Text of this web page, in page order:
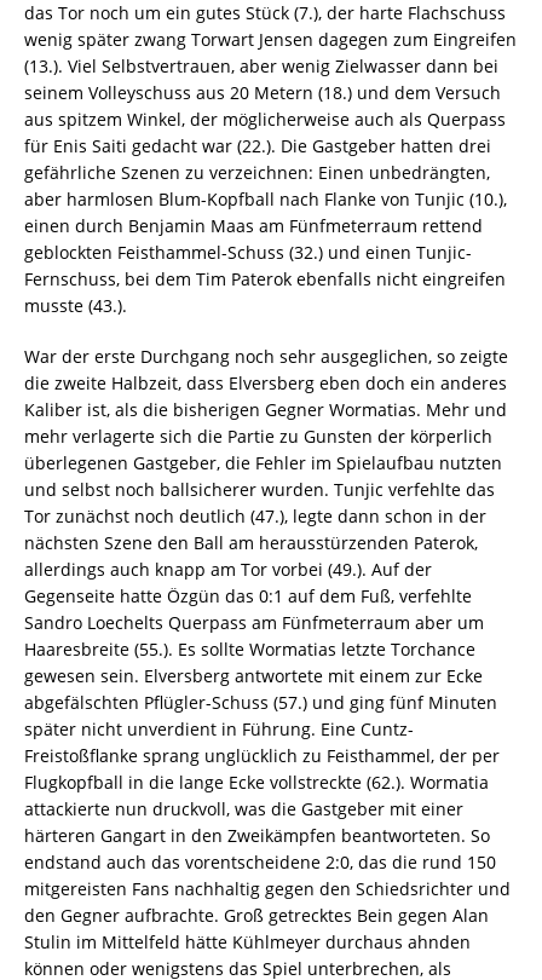
das Tor noch um ein gutes Stück (7.), der harte Flachschuss
wenig später zwang Torwart Jensen dagegen zum Eingreifen
(13.). Viel Selbstvertrauen, aber wenig Zielwasser dann bei
seinem Volleyschuss aus 20 Metern (18.) und dem Versuch
aus spitzem Winkel, der möglicherweise auch als Querpass
für Enis Saiti gedacht war (22.). Die Gastgeber hatten drei
gefährliche Szenen zu verzeichnen: Einen unbedrängten,
aber harmlosen Blum-Kopfball nach Flanke von Tunjic (10.),
einen durch Benjamin Maas am Fünfmeterraum rettend
geblockten Feisthammel-Schuss (32.) und einen Tunjic-
Fernschuss, bei dem Tim Paterok ebenfalls nicht eingreifen
musste (43.).
War der erste Durchgang noch sehr ausgeglichen, so zeigte
die zweite Halbzeit, dass Elversberg eben doch ein anderes
Kaliber ist, als die bisherigen Gegner Wormatias. Mehr und
mehr verlagerte sich die Partie zu Gunsten der körperlich
überlegenen Gastgeber, die Fehler im Spielaufbau nutzten
und selbst noch ballsicherer wurden. Tunjic verfehlte das
Tor zunächst noch deutlich (47.), legte dann schon in der
nächsten Szene den Ball am herausstürzenden Paterok,
allerdings auch knapp am Tor vorbei (49.). Auf der
Gegenseite hatte Özgün das 0:1 auf dem Fuß, verfehlte
Sandro Loechelts Querpass am Fünfmeterraum aber um
Haaresbreite (55.). Es sollte Wormatias letzte Torchance
gewesen sein. Elversberg antwortete mit einem zur Ecke
abgefälschten Pflügler-Schuss (57.) und ging fünf Minuten
später nicht unverdient in Führung. Eine Cuntz-
Freistoßflanke sprang unglücklich zu Feisthammel, der per
Flugkopfball in die lange Ecke vollstreckte (62.). Wormatia
attackierte nun druckvoll, was die Gastgeber mit einer
härteren Gangart in den Zweikämpfen beantworteten. So
endstand auch das vorentscheidene 2:0, das die rund 150
mitgereisten Fans nachhaltig gegen den Schiedsrichter und
den Gegner aufbrachte. Groß getrecktes Bein gegen Alan
Stulin im Mittelfeld hätte Kühlmeyer durchaus ahnden
können oder wenigstens das Spiel unterbrechen, als